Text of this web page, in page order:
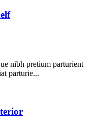
nibh pretium parturient
parturie...